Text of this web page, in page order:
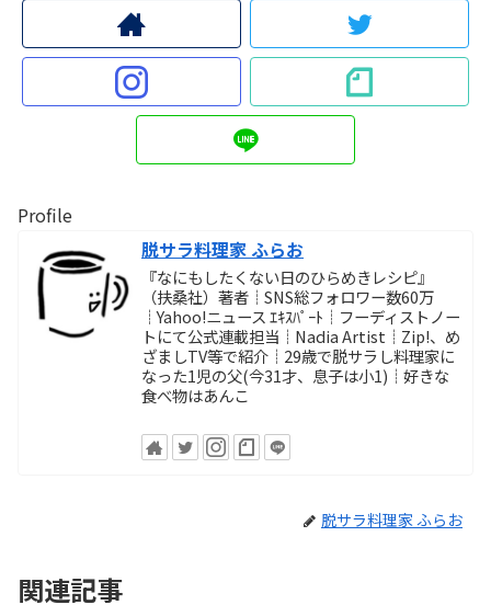
Profile
脱サラ料理家 ふらお
『なにもしたくない日のひらめきレシピ』
（扶桑社）著者┊SNS総フォロワー数60万
┊Yahoo!ニュース ｴｷｽﾊﾟｰﾄ┊フーディストノー
トにて公式連載担当┊Nadia Artist┊Zip!、め
ざましTV等で紹介┊29歳で脱サラし料理家に
なった1児の父(今31才、息子は小1)┊好きな
食べ物はあんこ
脱サラ料理家 ふらお
関連記事